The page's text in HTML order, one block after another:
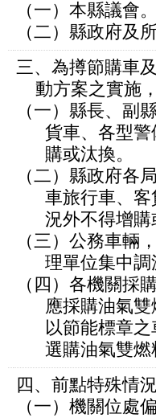
（一）本縣議會。
（二）縣政府及
三、為撙節購車
動方案之實施
（一）縣長、副
貨車、各型警
購或汰換。
（二）縣政府各
車旅行車、客
況外不得增購
（三）公務車輛
理單位集中調
（四）各機關採
應採購油氣雙
以節能標章之
選購油氣雙燃
四、前點特殊情
（一）機關位處